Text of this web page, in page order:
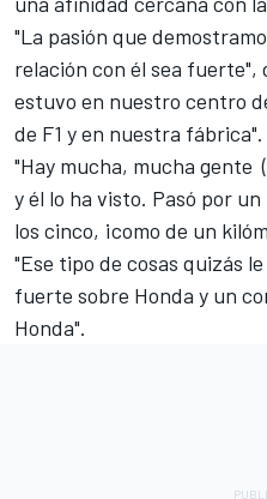
"La pasión que
relación con él sea fuerte",
estuvo en nuestro centro
de F1 y en nuestra fábrica".
"Hay mucha, mucha gente
y él lo ha visto. Pasó por
los cinco, ¡como de un
"Ese tipo de cosas quizás
fuerte sobre Honda y un
Honda".